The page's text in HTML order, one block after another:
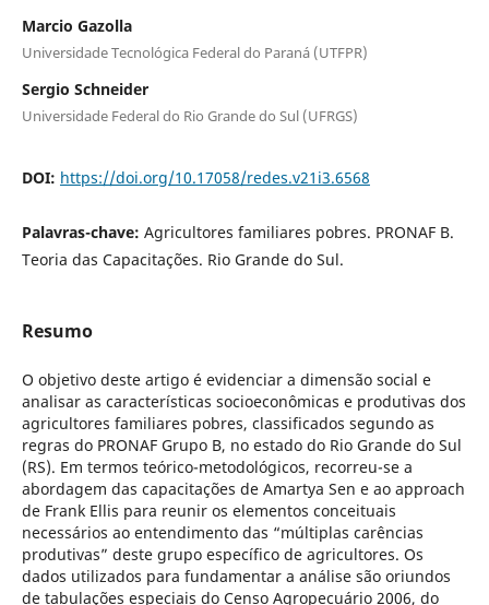
Marcio Gazolla
Universidade Tecnológica Federal do Paraná (UTFPR)
Sergio Schneider
Universidade Federal do Rio Grande do Sul (UFRGS)
DOI: https://doi.org/10.17058/redes.v21i3.6568
Palavras-chave: Agricultores familiares pobres. PRONAF B.
Teoria das Capacitações. Rio Grande do Sul.
Resumo
O objetivo deste artigo é evidenciar a dimensão social e
analisar as características socioeconômicas e produtivas dos
agricultores familiares pobres, classificados segundo as
regras do PRONAF Grupo B, no estado do Rio Grande do Sul
(RS). Em termos teórico-metodológicos, recorreu-se a
abordagem das capacitações de Amartya Sen e ao approach
de Frank Ellis para reunir os elementos conceituais
necessários ao entendimento das “múltiplas carências
produtivas” deste grupo específico de agricultores. Os
dados utilizados para fundamentar a análise são oriundos
de tabulações especiais do Censo Agropecuário 2006, do